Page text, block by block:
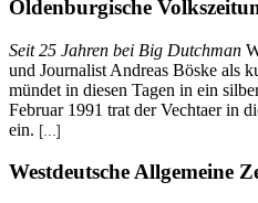
Oldenburgische
Seit 25 Jahren bei Big Dutchman
und Journalist Andreas Böske als
mündet in diesen Tagen in ein
Februar 1991 trat der Vechtaer in
ein. [...]
Westdeutsche Allgemeine